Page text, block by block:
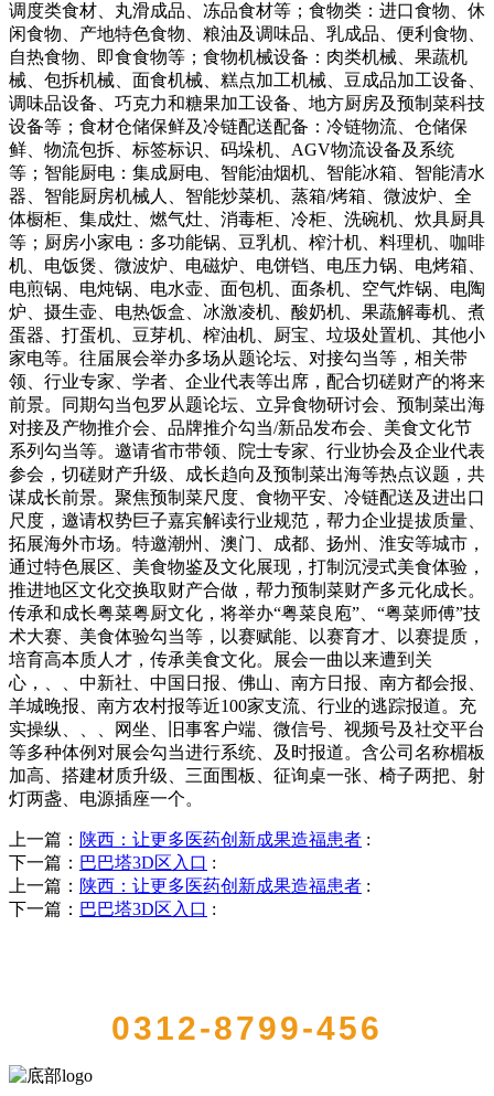
调度类食材、丸滑成品、冻品食材等；食物类：进口食物、休
闲食物、产地特色食物、粮油及调味品、乳成品、便利食物、
自热食物、即食食物等；食物机械设备：肉类机械、果蔬机
械、包拆机械、面食机械、糕点加工机械、豆成品加工设备、
调味品设备、巧克力和糖果加工设备、地方厨房及预制菜科技
设备等；食材仓储保鲜及冷链配送配备：冷链物流、仓储保
鲜、物流包拆、标签标识、码垛机、AGV物流设备及系统
等；智能厨电：集成厨电、智能油烟机、智能冰箱、智能清水
器、智能厨房机械人、智能炒菜机、蒸箱/烤箱、微波炉、全
体橱柜、集成灶、燃气灶、消毒柜、冷柜、洗碗机、炊具厨具
等；厨房小家电：多功能锅、豆乳机、榨汁机、料理机、咖啡
机、电饭煲、微波炉、电磁炉、电饼铛、电压力锅、电烤箱、
电煎锅、电炖锅、电水壶、面包机、面条机、空气炸锅、电陶
炉、摄生壶、电热饭盒、冰激凌机、酸奶机、果蔬解毒机、煮
蛋器、打蛋机、豆芽机、榨油机、厨宝、垃圾处置机、其他小
家电等。往届展会举办多场从题论坛、对接勾当等，相关带
领、行业专家、学者、企业代表等出席，配合切磋财产的将来
前景。同期勾当包罗从题论坛、立异食物研讨会、预制菜出海
对接及产物推介会、品牌推介勾当/新品发布会、美食文化节
系列勾当等。邀请省市带领、院士专家、行业协会及企业代表
参会，切磋财产升级、成长趋向及预制菜出海等热点议题，共
谋成长前景。聚焦预制菜尺度、食物平安、冷链配送及进出口
尺度，邀请权势巨子嘉宾解读行业规范，帮力企业提拔质量、
拓展海外市场。特邀潮州、澳门、成都、扬州、淮安等城市，
通过特色展区、美食物鉴及文化展现，打制沉浸式美食体验，
推进地区文化交换取财产合做，帮力预制菜财产多元化成长。
传承和成长粤菜粤厨文化，将举办“粤菜良庖”、“粤菜师傅”技
术大赛、美食体验勾当等，以赛赋能、以赛育才、以赛提质，
培育高本质人才，传承美食文化。展会一曲以来遭到关
心，、、中新社、中国日报、佛山、南方日报、南方都会报、
羊城晚报、南方农村报等近100家支流、行业的逃踪报道。充
实操纵、、、网坐、旧事客户端、微信号、视频号及社交平台
等多种体例对展会勾当进行系统、及时报道。含公司名称楣板
加高、搭建材质升级、三面围板、征询桌一张、椅子两把、射
灯两盏、电源插座一个。
上一篇： 陕西：让更多医药创新成果造福患者 :
下一篇： 巴巴塔3D区入口 :
上一篇： 陕西：让更多医药创新成果造福患者 :
下一篇： 巴巴塔3D区入口 :
0312-8799-456